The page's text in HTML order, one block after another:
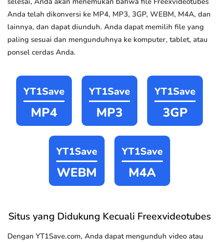
Anda telah dikonversi ke MP4, MP3, 3GP, WEBM, M4A, dan
lainnya, dan dapat diunduh. Anda dapat memilih file yang
paling sesuai dan mengunduhnya ke komputer, tablet, atau
ponsel cerdas Anda.
YT1Save
MP4
YT1Save
MP3
YT1Save
3GP
YT1Save
WEBM
YT1Save
M4A
Situs yang Didukung Kecuali Freexvideotubes
Dengan YT1Save.com, Anda dapat mengunduh video atau